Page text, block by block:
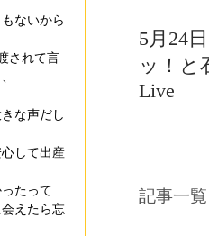
ないから
されて言
な声だし
して出産
たって
えたら忘
5月24
ッ！と
Live
記事一覧